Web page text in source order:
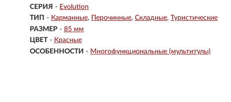
СЕРИЯ - Evolution
ТИП - Карманные Перочинные Складные Туристические
РАЗМЕР - 85 мм
ЦВЕТ - Красные
ОСОБЕННОСТИ - Многофункциональные (мультитулы)